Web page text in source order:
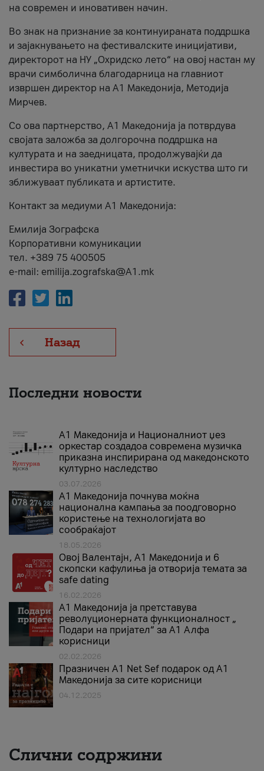
на современ и иновативен начин.
Во знак на признание за континуираната поддршка
и зајакнувањето на фестивалските иницијативи,
директорот на НУ „Охридско лето“ на овој настан му
врачи симболична благодарница на главниот
извршен директор на A1 Македонија, Методија
Мирчев.
Со ова партнерство, A1 Македонија ја потврдува
својата заложба за долгорочна поддршка на
културата и на заедницата, продолжувајќи да
инвестира во уникатни уметнички искуства што ги
зближуваат публиката и артистите.
Контакт за медиуми А1 Македонија:
Емилија Зографска
Корпоративни комуникации
тел. +389 75 400505
e-mail: emilija.zografska@A1.mk
Назад
Последни новости
А1 Македонија и Националниот џез
оркестар создадоа современа музичка
приказна инспирирана од македонското
културно наследство
03.07.2026
A1 Македонија почнува моќна
национална кампања за поодговорно
користење на технологијата во
сообраќајот
18.05.2026
Овој Валентајн, A1 Македонија и 6
скопски кафулиња ја отворија темата за
safe dating
16.02.2026
А1 Македонија ја претставува
револуционерната функционалност „
Подари на пријател“ за А1 Алфа
корисници
02.02.2026
Празничен A1 Net Sеf подарок од А1
Македонија за сите корисници
04.12.2025
Слични содржини